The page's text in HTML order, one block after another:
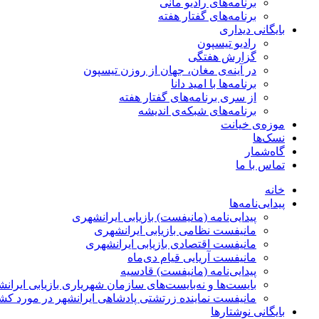
برنامه‌های راديو مانی
برنامه‌های گفتار هفته
بایگانی ديداری
رادیو تیسپون
گزارش هفتگی
در آینه‌ی مغان، جهان از روزن تیسپون
برنامه‌ها با امید دانا
از سری برنامه‌های گفتار هفته
برنامه‌های شبکه‌ی اندیشه
موزه‌ی خیانت
نسک‌ها
گاه‌شمار
تماس با ما
خانه
پیدایی‌نامه‌ها
پيدایی‌نامه (مانيفست) بازیابی ایرانشهری
مانیفست نظامی بازیابی ایرانشهری
مانیفست اقتصادی بازیابی ایرانشهری
مانیفست آریایی قیام دی‌ماه
پیدایی‌نامه (مانیفست) قادسیه
بایست‌ها و نه‌بایست‌های سازمان شهریاری بازیابی
مانیفست نماینده زرتشتی پادشاهی ایرانشهر در مورد
بایگانی نوشتارها